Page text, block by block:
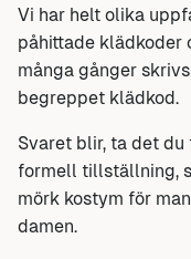
Vi har helt olika
påhittade klädkoder
många gånger
begreppet klädkod.
Svaret blir, ta det
formell tillställning,
mörk kostym för
damen.